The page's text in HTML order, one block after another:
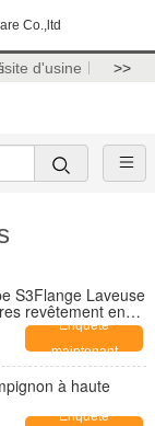
Co.,ltd
d'usine >>
S3Flange Laveuse
revêtement en
Enquête
maintenant
à haute
Enquête